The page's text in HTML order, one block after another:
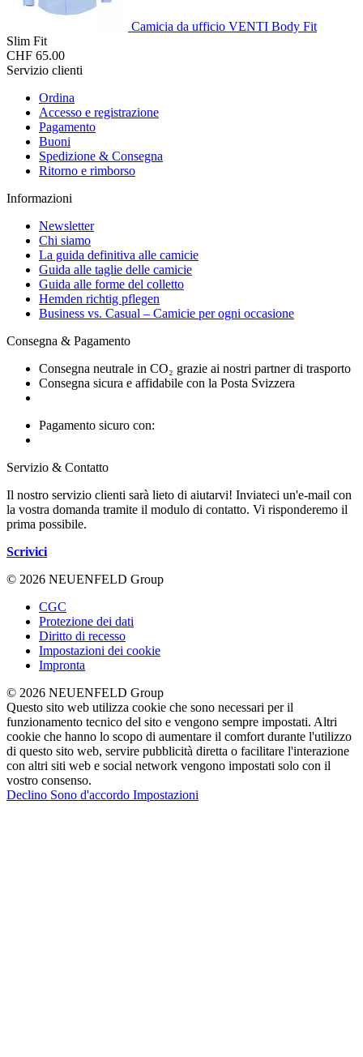
Camicia da ufficio VENTI Body Fit
Slim Fit
CHF 65.00
Servizio clienti
Ordina
Accesso e registrazione
Pagamento
Buoni
Spedizione & Consegna
Ritorno e rimborso
Informazioni
Newsletter
Chi siamo
La guida definitiva alle camicie
Guida alle taglie delle camicie
Guida alle forme del colletto
Hemden richtig pflegen
Business vs. Casual – Camicie per ogni occasione
Consegna & Pagamento
Consegna neutrale in CO₂ grazie ai nostri partner di trasporto
Consegna sicura e affidabile con la Posta Svizzera
Pagamento sicuro con:
Servizio & Contatto
Il nostro servizio clienti sarà lieto di aiutarvi! Inviateci un'e-mail con
la vostra domanda tramite il modulo di contatto. Vi risponderemo il
prima possibile.
Scrivici
© 2026 NEUENFELD Group
CGC
Protezione dei dati
Diritto di recesso
Impostazioni dei cookie
Impronta
© 2026 NEUENFELD Group
Questo sito web utilizza cookie che sono necessari per il
funzionamento tecnico del sito e vengono sempre impostati. Altri
cookie che hanno lo scopo di aumentare il comfort durante l'utilizzo
di questo sito web, servire pubblicità diretta o facilitare l'interazione
con altri siti web e social network vengono impostati solo con il
vostro consenso.
Declino Sono d'accordo Impostazioni